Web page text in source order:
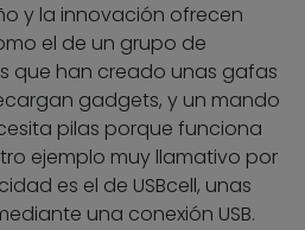
y la innovación ofrecen
el de un grupo de
que han creado unas gafas
gadgets, y un mando
pilas porque funciona
ejemplo muy llamativo por
es el de USBcell, unas
una conexión USB.